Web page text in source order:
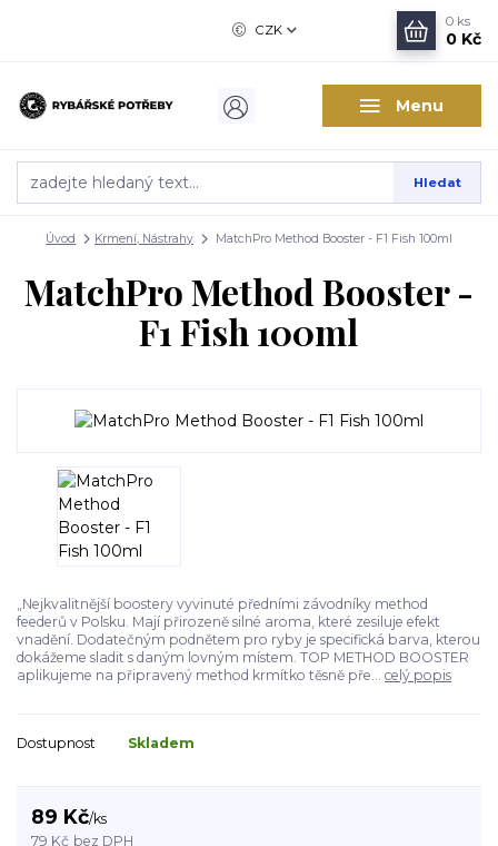
Menu
CZK
Hledat
0 ks
0 Kč
Úvod Krmení, Nástrahy MatchPro Method Booster - F1 Fish 100ml
MatchPro Method Booster -
F1 Fish 100ml
„Nejkvalitnější boostery vyvinuté předními závodníky method
feederů v Polsku. Mají přirozeně silné aroma, které zesiluje efekt
vnadění. Dodatečným podnětem pro ryby je specifická barva, kterou
dokážeme sladit s daným lovným místem. TOP METHOD BOOSTER
aplikujeme na připravený method krmítko těsně pře... celý popis
Dostupnost Skladem
89 Kč/ks
79 Kč bez DPH